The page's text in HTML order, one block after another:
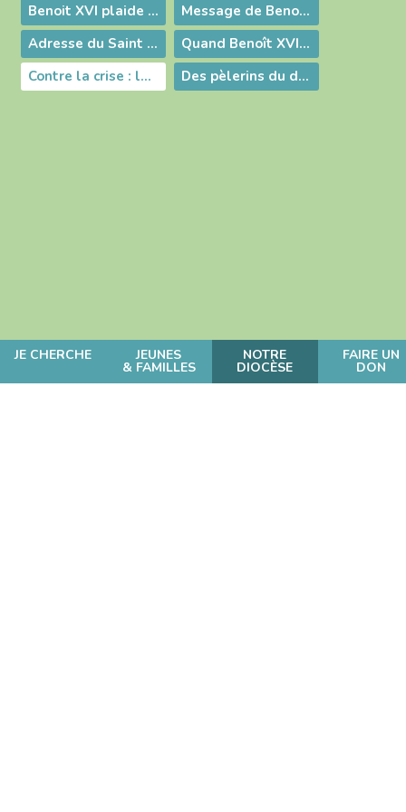
JE CHERCHE JEUNES
& FAMILLES
NOTRE
DIOCÈSE
FAIRE UN
DON
Benoit XVI plaide pour la confiance et la coexistence civile en Irak
Message de Benoît XVI aux évêques du Sud-Est
Adresse du Saint Père aux évêques des provinces de l'Ouest
Quand Benoît XVI parle du Saint Curé d'Ars
Contre la crise : la foi et la joie !
Des pèlerins du diocèse à Rome